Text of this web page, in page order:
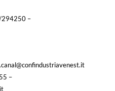
294250 –
–